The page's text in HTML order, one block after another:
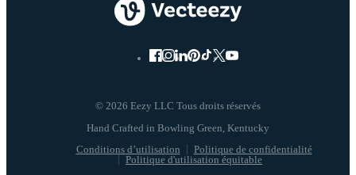
© 2026 Eezy LLC Tous droits réservés
Conditions d’utilisation
Politique de confidentialité
Politique d'utilisation équitable